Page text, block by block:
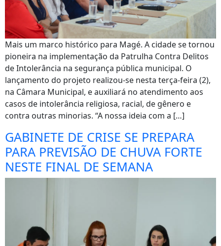
Mais um marco histórico para Magé. A cidade se tornou
pioneira na implementação da Patrulha Contra Delitos
de Intolerância na segurança pública municipal. O
lançamento do projeto realizou-se nesta terça-feira (2),
na Câmara Municipal, e auxiliará no atendimento aos
casos de intolerância religiosa, racial, de gênero e
contra outras minorias. “A nossa ideia com a […]
GABINETE DE CRISE SE PREPARA
PARA PREVISÃO DE CHUVA FORTE
NESTE FINAL DE SEMANA